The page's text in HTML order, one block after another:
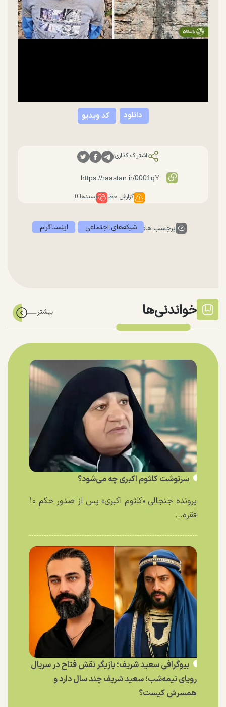
Video
کد ویدیو دانلود
اشتراک گذاری:
گزارش خطا پسندها:0
برچسب ها: شبکه‌های اجتماعی اینستاگرام
خواندنی‌ها
سرنوشت کلثوم اکبری چه می‌شود؟
پرونده جنجالی «کلثوم اکبری» پس از صدور حکم ۱۰
فقره...
بیوگرافی سعید شریف؛ بازیگر نقش فتاح در سریال
رویای نیمه‌شب؛ سعید شریف چند سال دارد و
همسرش کیست؟